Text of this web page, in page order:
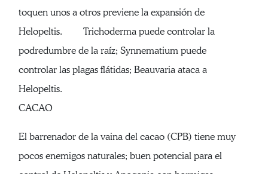
toquen unos a otros previene la expansión de
Helopeltis. Trichoderma puede controlar la
podredumbre de la raíz; Synnematium puede
controlar las plagas flátidas; Beauvaria ataca a
Helopeltis.
CACAO
El barrenador de la vaina del cacao (CPB) tiene muy
pocos enemigos naturales; buen potencial para el